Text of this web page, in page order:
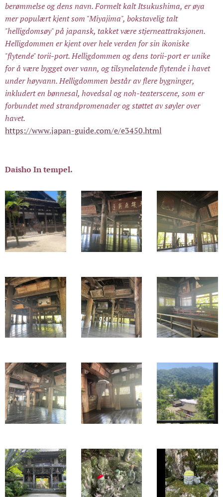
berømmelse og dens navn. Formelt kalt Itsukushima, er øya
mer populært kjent som "Miyajima", bokstavelig talt
"helligdomsøy" på japansk, takket være stjerneattraksjonen.
Helligdommen er kjent over hele verden for sin ikoniske
"flytende" torii-port. Helligdommen og dens torii-port er unike
for å være bygget over vann, og tilsynelatende flytende i havet
under høyvann. Helligdommen består av flere bygninger,
inkludert en bønnesal, hovedsal og noh-teaterscene, som er
forbundet med strandpromenader og støttet av søyler over
havet.
https://www.japan-guide.com/e/e3450.html
Daisho In tempel.